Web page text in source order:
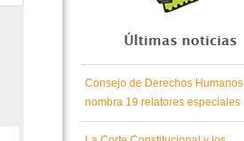
Últimas noticias
Consejo de Derechos Humanos
nombra 19 relatores especiales